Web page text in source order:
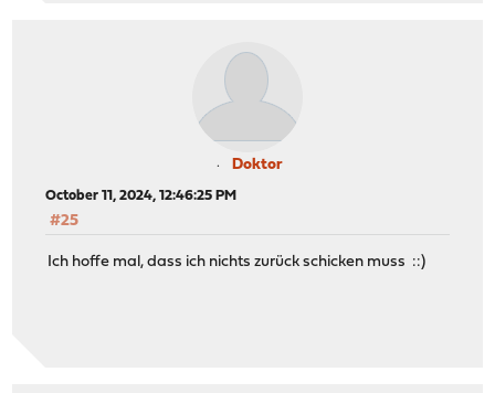
Doktor
October 11, 2024, 12:46:25 PM
#25
Ich hoffe mal, dass ich nichts zurück schicken muss ::)